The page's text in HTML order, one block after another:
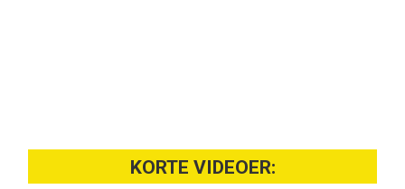
KORTE VIDEOER: